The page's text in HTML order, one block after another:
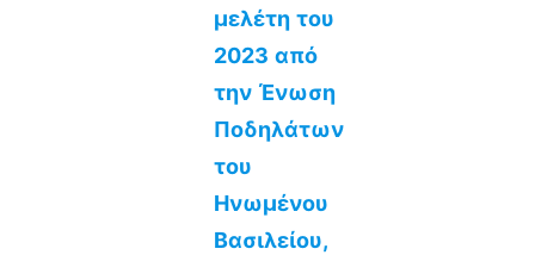
μελέτη του
2023 από
την Ένωση
Ποδηλάτων
του
Ηνωμένου
Βασιλείου,